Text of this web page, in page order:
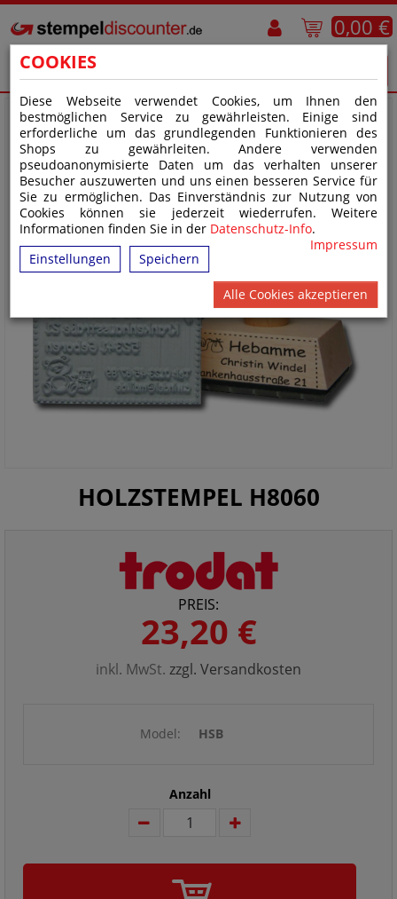
COOKIES
Diese Webseite verwendet Cookies, um Ihnen den
bestmöglichen Service zu gewährleisten. Einige sind
erforderliche um das grundlegenden Funktionieren des
Shops zu gewährleiten. Andere verwenden
pseudoanonymisierte Daten um das verhalten unserer
Besucher auszuwerten und uns einen besseren Service für
Sie zu ermöglichen. Das Einverständnis zur Nutzung von
Cookies können sie jederzeit wiederrufen. Weitere
Informationen finden Sie in der Datenschutz-Info.
Impressum
Einstellungen
Speichern
Alle Cookies akzeptieren
0,00 €
HOLZSTEMPEL H8060
PREIS:
23,20 €
inkl. MwSt. zzgl. Versandkosten
Model: HSB
Anzahl